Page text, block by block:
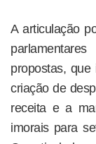
A articulação
propostas, que
criação de
receita e a
imorais para